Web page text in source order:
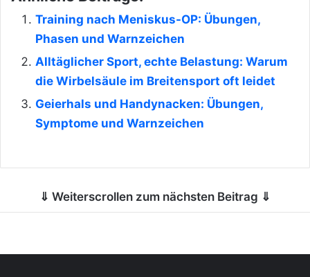
Training nach Meniskus-OP: Übungen,
Phasen und Warnzeichen
Alltäglicher Sport, echte Belastung: Warum
die Wirbelsäule im Breitensport oft leidet
Geierhals und Handynacken: Übungen,
Symptome und Warnzeichen
⇓ Weiterscrollen zum nächsten Beitrag ⇓